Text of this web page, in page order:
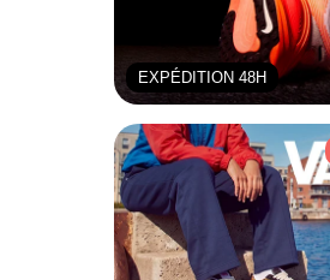
EXPÉDITION 48H